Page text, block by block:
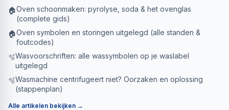
🏠Oven schoonmaken: pyrolyse, soda & het ovenglas
(complete gids)
🏠Oven symbolen en storingen uitgelegd (alle standen &
foutcodes)
🫧Wasvoorschriften: alle wassymbolen op je waslabel
uitgelegd
🫧Wasmachine centrifugeert niet? Oorzaken en oplossing
(stappenplan)
Alle artikelen bekijken →